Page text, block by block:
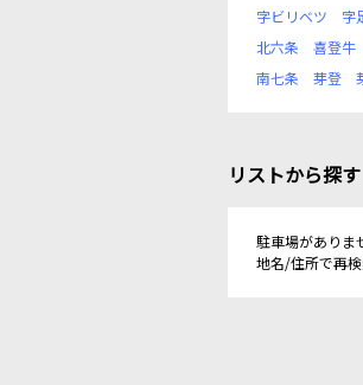
字ビリベツ
字
北六条
喜登牛
南七条
芽登
リストから探す
駐車場がありま
地名/住所で再